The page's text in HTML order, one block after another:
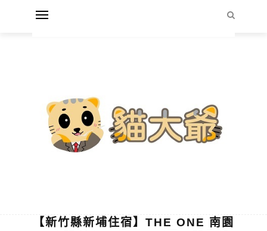
【新竹縣新埔住宿】THE ONE 南園